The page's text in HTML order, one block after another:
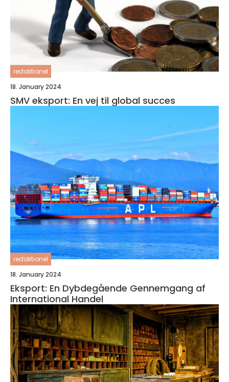
redaktionel
18. January 2024
SMV eksport: En vej til global succes
redaktionel
18. January 2024
Eksport: En Dybdegående Gennemgang af
International Handel